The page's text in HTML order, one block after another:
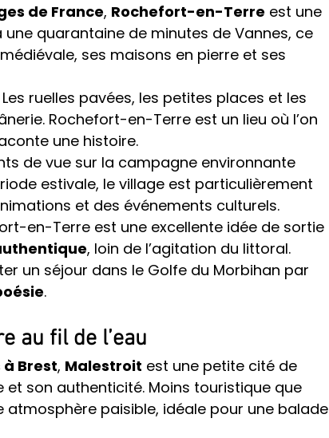
de France, Rochefort-en-Terre est une
quarantaine de minutes de Vannes, ce
ses maisons en pierre et ses
ruelles pavées, les petites places et les
Rochefort-en-Terre est un lieu où l’on
une histoire.
de vue sur la campagne environnante
estivale, le village est particulièrement
et des événements culturels.
en-Terre est une excellente idée de sortie
, loin de l’agitation du littoral.
un séjour dans le Golfe du Morbihan par
.
au fil de l’eau
Brest, Malestroit est une petite cité de
son authenticité. Moins touristique que
atmosphère paisible, idéale pour une balade